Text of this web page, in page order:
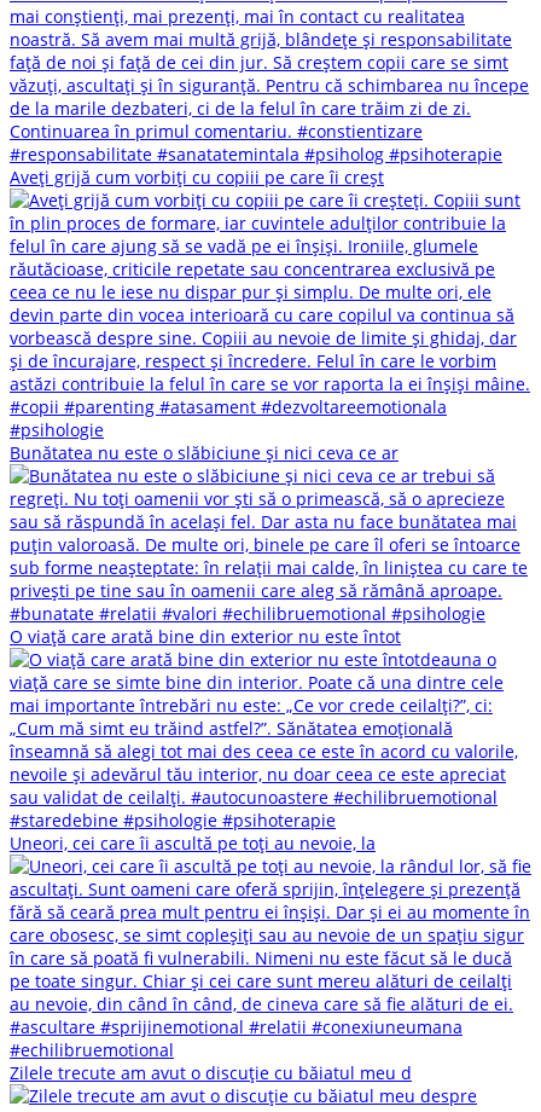
Aveți grijă cum vorbiți cu copiii pe care îi creșt
Bunătatea nu este o slăbiciune și nici ceva ce ar
O viață care arată bine din exterior nu este întot
Uneori, cei care îi ascultă pe toți au nevoie, la
Zilele trecute am avut o discuție cu băiatul meu d